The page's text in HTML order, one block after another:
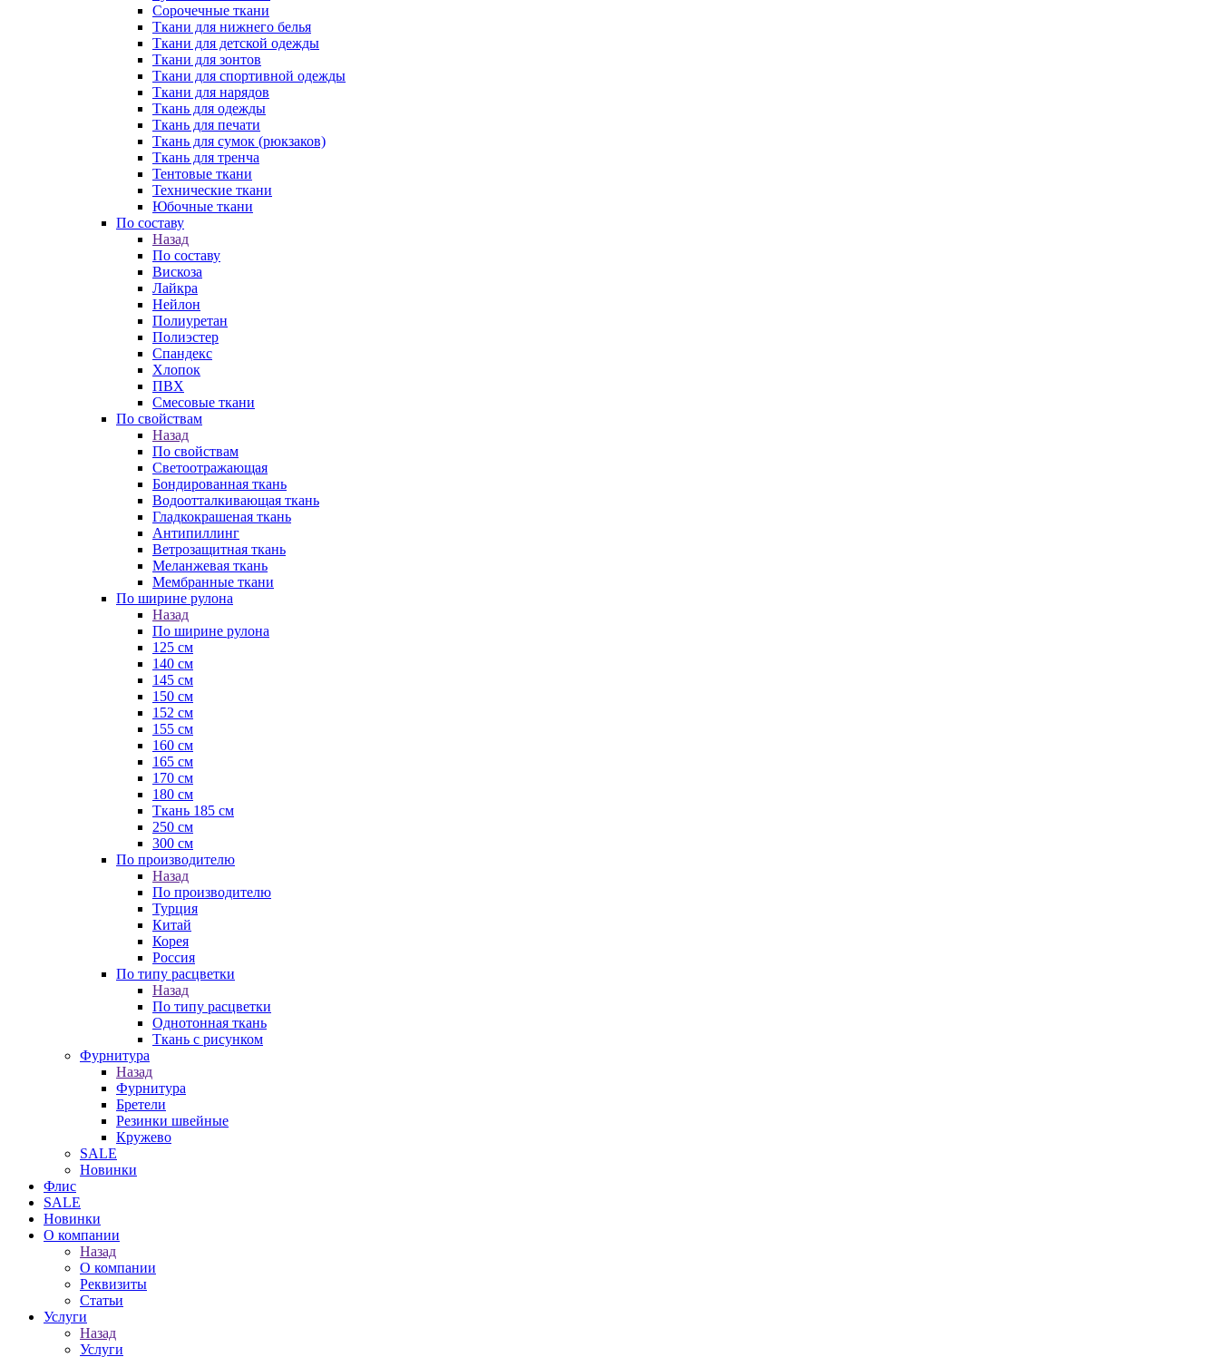
Сорочечные ткани
Ткани для нижнего белья
Ткани для детской одежды
Ткани для зонтов
Ткани для спортивной одежды
Ткани для нарядов
Ткань для одежды
Ткань для печати
Ткань для сумок (рюкзаков)
Ткань для тренча
Тентовые ткани
Технические ткани
Юбочные ткани
По составу
Назад
По составу
Вискоза
Лайкра
Нейлон
Полиуретан
Полиэстер
Спандекс
Хлопок
ПВХ
Смесовые ткани
По свойствам
Назад
По свойствам
Светоотражающая
Бондированная ткань
Водоотталкивающая ткань
Гладкокрашеная ткань
Антипиллинг
Ветрозащитная ткань
Меланжевая ткань
Мембранные ткани
По ширине рулона
Назад
По ширине рулона
125 см
140 см
145 см
150 см
152 см
155 см
160 см
165 см
170 см
180 см
Ткань 185 см
250 см
300 см
По производителю
Назад
По производителю
Турция
Китай
Корея
Россия
По типу расцветки
Назад
По типу расцветки
Однотонная ткань
Ткань с рисунком
Фурнитура
Назад
Фурнитура
Бретели
Резинки швейные
Кружево
SALE
Новинки
Флис
SALE
Новинки
О компании
Назад
О компании
Реквизиты
Статьи
Услуги
Назад
Услуги